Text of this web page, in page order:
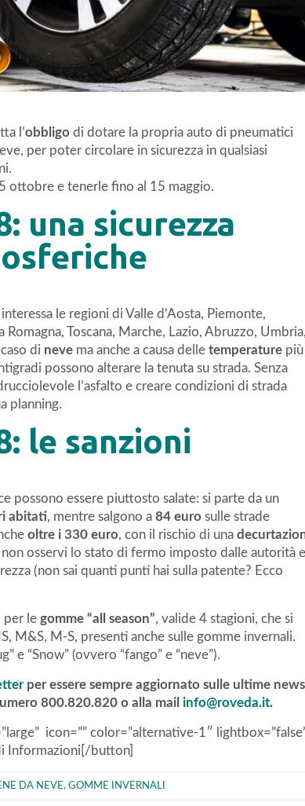
l’obbligo di dotare la propria auto di pneumatici
per poter circolare in sicurezza in qualsiasi
ottobre e tenerle fino al 15 maggio.
una sicurezza
le regioni di Valle d’Aosta, Piemonte,
Toscana, Marche, Lazio, Abruzzo,
di neve ma anche a causa delle temperature più
possono alterare la tenuta su strada. Senza
l’asfalto e creare condizioni di strada
planning.
le sanzioni
possono essere piuttosto salate: si parte da un
abitati, mentre salgono a 84 euro sulle strade
oltre i 330 euro, con il rischio di una
non osservi lo stato di fermo imposto dalle autorità e
(non sai quanti punti hai sulla patente? Ecco
per le gomme “all season”, valide 4 stagioni, che si
M&S, M-S, presenti anche sulle gomme invernali.
“Snow” (ovvero “fango” e “neve”).
per essere sempre aggiornato sulle ultime
800.820.820 o alla mail info@roveda.it.
icon=”” color=”alternative-1″
Informazioni[/button]
DA NEVE , GOMME INVERNALI